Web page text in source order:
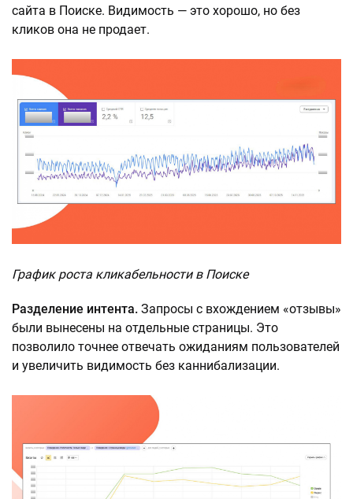
сайта в Поиске. Видимость — это хорошо, но без
кликов она не продает.
График роста кликабельности в Поиске
Разделение интента. Запросы с вхождением «отзывы»
были вынесены на отдельные страницы. Это
позволило точнее отвечать ожиданиям пользователей
и увеличить видимость без каннибализации.